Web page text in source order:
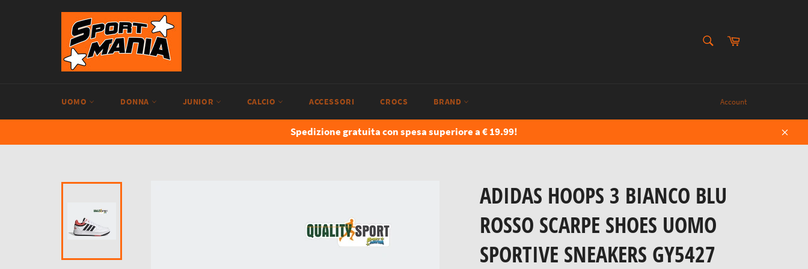
Carrello
UOMO DONNA JUNIOR CALCIO ACCESSORI CROCS BRAND Account
Spedizione gratuita con spesa superiore a € 19.99!
ADIDAS HOOPS 3 BIANCO BLU
ROSSO SCARPE SHOES UOMO
SPORTIVE SNEAKERS GY5427